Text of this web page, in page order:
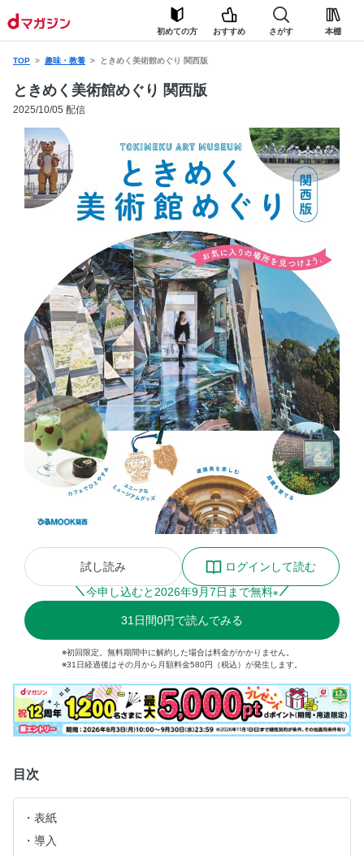
初めての方 おすすめ さがす 本棚
TOP 趣味・教養 ときめく美術館めぐり 関西版
ときめく美術館めぐり 関西版
2025/10/05 配信
試し読み
ログインして読む
今申し込むと 2026年9月7日まで無料※
31 日間0円で読んでみる
※初回限定。無料期間中に解約した場合は料金がかかりません。
※31日経過後はその月から月額料金580円（税込）が発生します。
目次
表紙
導入